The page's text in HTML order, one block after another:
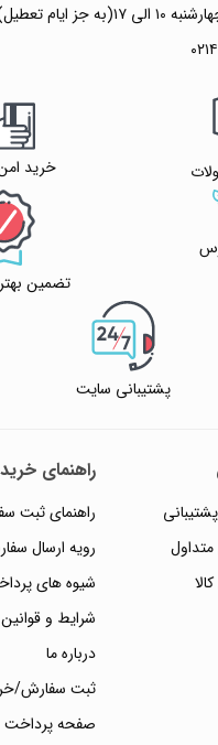
ایام تعطیل)
خرید
تضمین
پشتیبانی سایت
راهنمای خرید
راهنمای ثبت
رویه ارسال
شیوه های
شرایط و قوانین
درباره ما
ثبت سفارش/
صفحه پرداخت